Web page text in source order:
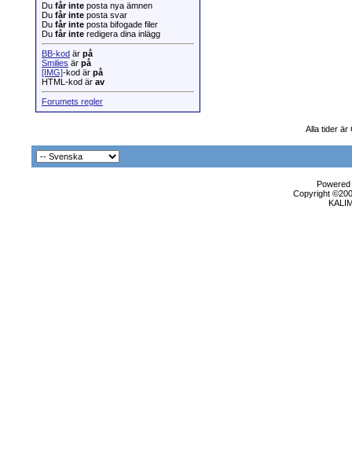
Du får inte posta nya ämnen
Du får inte posta svar
Du får inte posta bifogade filer
Du får inte redigera dina inlägg
BB-kod är på
Smilies är på
[IMG]-kod är på
HTML-kod är av
Forumets regler
Alla tider är
Copyright